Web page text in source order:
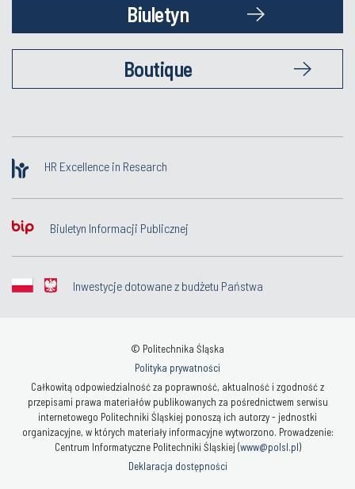
Biuletyn
Boutique
HR Excellence in Research
Biuletyn Informacji Publicznej
Inwestycje dotowane z budżetu Państwa
© Politechnika Śląska
Polityka prywatności
Całkowitą odpowiedzialność za poprawność, aktualność i zgodność z
przepisami prawa materiałów publikowanych za pośrednictwem serwisu
internetowego Politechniki Śląskiej ponoszą ich autorzy - jednostki
organizacyjne, w których materiały informacyjne wytworzono. Prowadzenie:
Centrum Informatyczne Politechniki Śląskiej (www@polsl.pl)
Deklaracja dostępności